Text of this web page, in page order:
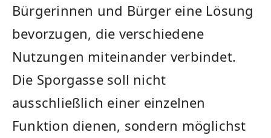
Bürgerinnen und Bürger eine Lösung
bevorzugen, die verschiedene
Nutzungen miteinander verbindet.
Die Sporgasse soll nicht
ausschließlich einer einzelnen
Funktion dienen, sondern möglichst